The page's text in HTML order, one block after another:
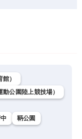
）
公園陸上競技場）
鞆公園